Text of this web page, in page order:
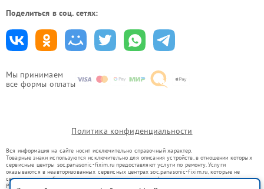
Мы принимаем
все формы оплаты
Поделиться в соц. сетях:
Политика конфиденциальности
Вся информация на сайте носит исключительно справочный характер.
Товарные знаки используются исключительно для описания устройств, в отношении которых
сервисные центры soc.panasonic-fixim.ru предоставляют услуги по ремонту. Услуги
оказываются в неавторизованных сервисных центрах soc.panasonic-fixim.ru, которые не
связаны с правообладателями товарных знаков или их официальными представителями.
Ремонт осуществляется для устройств, уже введенных в гражданский оборот в соответствии